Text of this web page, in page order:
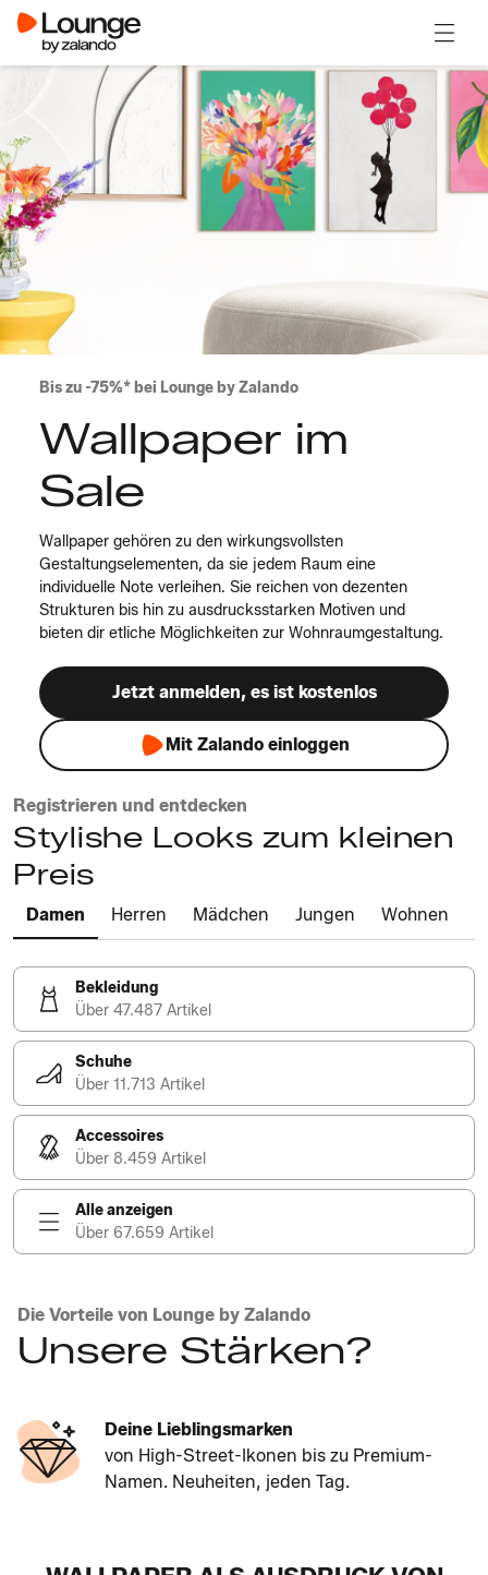
Bis zu -75%* bei Lounge by Zalando
Wallpaper im
Sale
Wallpaper gehören zu den wirkungsvollsten
Gestaltungselementen, da sie jedem Raum eine
individuelle Note verleihen. Sie reichen von dezenten
Strukturen bis hin zu ausdrucksstarken Motiven und
bieten dir etliche Möglichkeiten zur Wohnraumgestaltung.
Jetzt anmelden, es ist kostenlos
Mit Zalando einloggen
Registrieren und entdecken
Stylishe Looks zum kleinen
Preis
Damen Herren Mädchen Jungen Wohnen
Bekleidung
Über 47.487 Artikel
Schuhe
Über 11.713 Artikel
Accessoires
Über 8.459 Artikel
Alle anzeigen
Über 67.659 Artikel
Die Vorteile von Lounge by Zalando
Unsere Stärken?
Deine Lieblingsmarken
von High-Street-Ikonen bis zu Premium-
Namen. Neuheiten, jeden Tag.